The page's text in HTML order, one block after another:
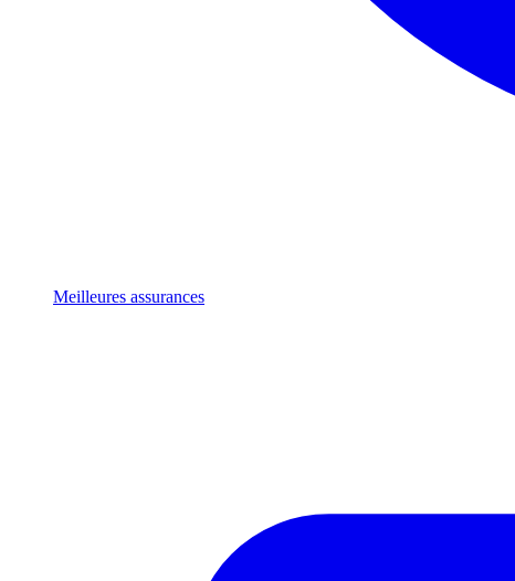
Meilleures assurances